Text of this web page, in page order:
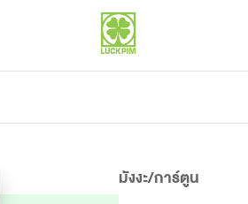
มังงะ/การ์ตูน